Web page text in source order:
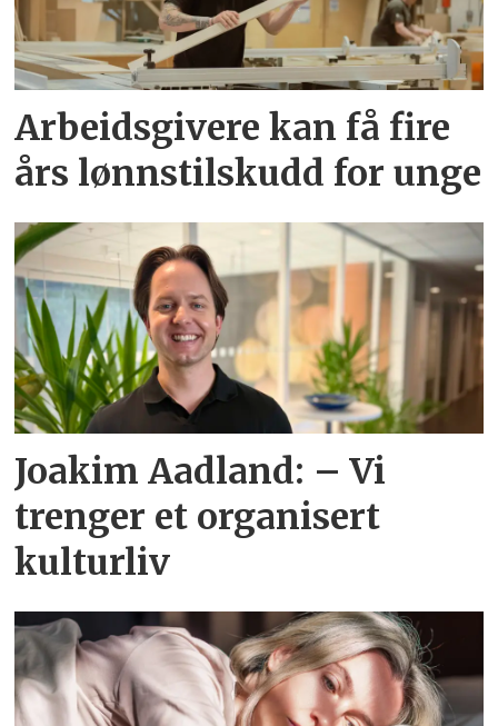
Arbeidsgivere kan få fire
års lønnstilskudd for unge
Joakim Aadland: – Vi
trenger et organisert
kulturliv